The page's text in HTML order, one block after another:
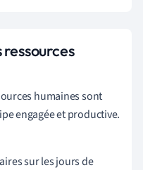
humaines sont
engagée et productive.
sur les jours de